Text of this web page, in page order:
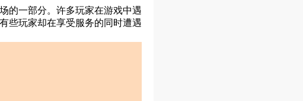
的一部分。许多玩家在游戏中遇
些玩家却在享受服务的同时遭遇